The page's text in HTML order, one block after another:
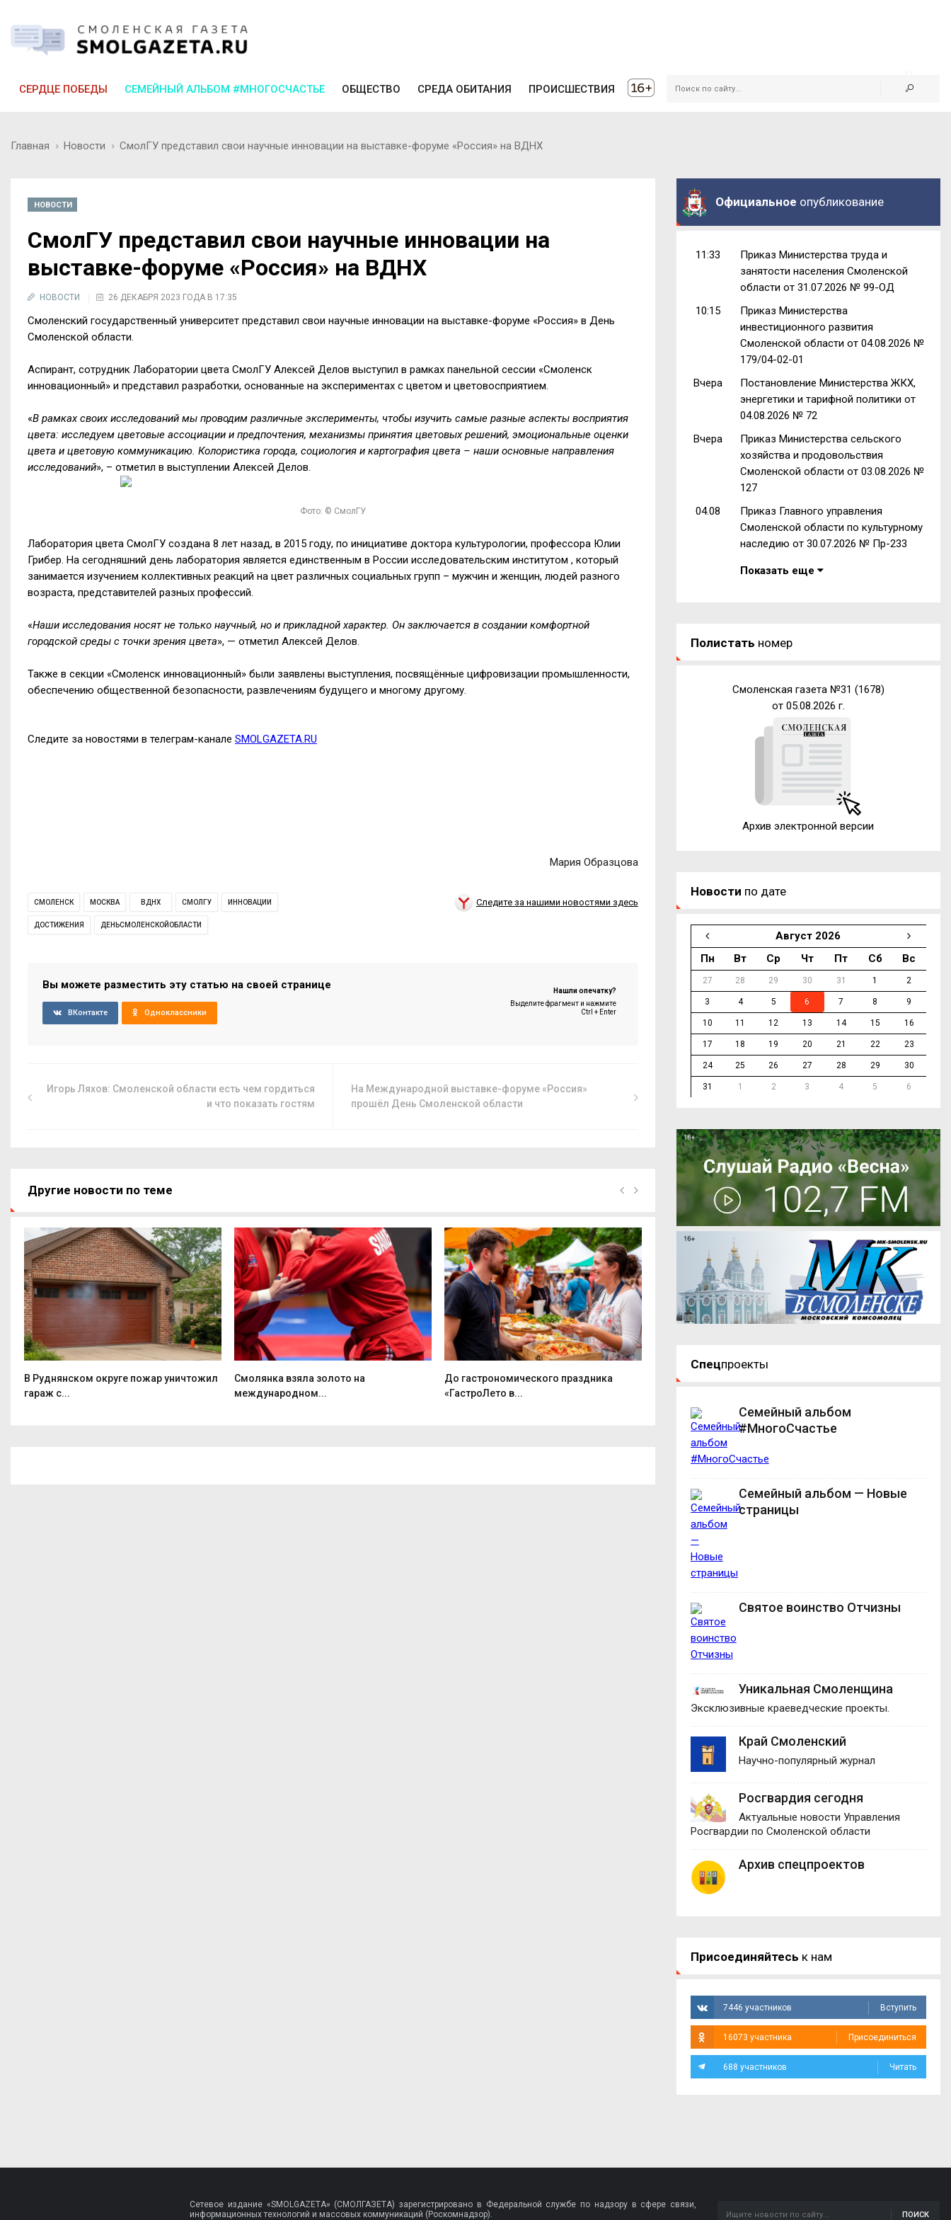
СЕРДЦЕ ПОБЕДЫ СЕМЕЙНЫЙ АЛЬБОМ #МНОГОСЧАСТЬЕ ОБЩЕСТВО СРЕДА ОБИТАНИЯ ПРОИСШЕСТВИЯ
Главная Новости СмолГУ представил свои научные инновации на выставке-форуме «Россия» на ВДНХ
НОВОСТИ
СмолГУ представил свои научные инновации на
выставке-форуме «Россия» на ВДНХ
НОВОСТИ 26 ДЕКАБРЯ 2023 ГОДА В 17:35
Смоленский государственный университет представил свои научные инновации на выставке-форуме «Россия» в День
Смоленской области.
Аспирант, сотрудник Лаборатории цвета СмолГУ Алексей Делов выступил в рамках панельной сессии «Смоленск
инновационный» и представил разработки, основанные на экспериментах с цветом и цветовосприятием.
«В рамках своих исследований мы проводим различные эксперименты, чтобы изучить самые разные аспекты восприятия
цвета: исследуем цветовые ассоциации и предпочтения, механизмы принятия цветовых решений, эмоциональные оценки
цвета и цветовую коммуникацию. Колористика города, социология и картография цвета – наши основные направления
исследований», – отметил в выступлении Алексей Делов.
Фото: © СмолГУ
Лаборатория цвета СмолГУ создана 8 лет назад, в 2015 году, по инициативе доктора культурологии, профессора Юлии
Грибер. На сегодняшний день лаборатория является единственным в России исследовательским институтом , который
занимается изучением коллективных реакций на цвет различных социальных групп – мужчин и женщин, людей разного
возраста, представителей разных профессий.
«Наши исследования носят не только научный, но и прикладной характер. Он заключается в создании комфортной
городской среды с точки зрения цвета», — отметил Алексей Делов.
Также в секции «Смоленск инновационный» были заявлены выступления, посвящённые цифровизации промышленности,
обеспечению общественной безопасности, развлечениям будущего и многому другому.
Следите за новостями в телеграм-канале SMOLGAZETA.RU
Мария Образцова
СМОЛЕНСК МОСКВА ВДНХ СМОЛГУ ИННОВАЦИИ
ДОСТИЖЕНИЯ ДЕНЬСМОЛЕНСКОЙОБЛАСТИ
Следите за нашими новостями здесь
Вы можете разместить эту статью на своей странице
ВКонтакте Одноклассники
Нашли опечатку?
Выделите фрагмент и нажмите
Ctrl + Enter
Игорь Ляхов: Смоленской области есть чем гордиться
и что показать гостям
На Международной выставке-форуме «Россия»
прошёл День Смоленской области
Другие новости по теме
В Руднянском округе пожар уничтожил
гараж с...
Смолянка взяла золото на
международном...
До гастрономического праздника
«ГастроЛето в...
«Единая Россия» получила первую
Официальное опубликование
11:33
Приказ Министерства труда и
занятости населения Смоленской
области от 31.07.2026 № 99-ОД
10:15
Приказ Министерства
инвестиционного развития
Смоленской области от 04.08.2026 №
179/04-02-01
Вчера
Постановление Министерства ЖКХ,
энергетики и тарифной политики от
04.08.2026 № 72
Вчера
Приказ Министерства сельского
хозяйства и продовольствия
Смоленской области от 03.08.2026 №
127
04.08
Приказ Главного управления
Смоленской области по культурному
наследию от 30.07.2026 № Пр-233
Показать еще
Полистать номер
Смоленская газета №31 (1678)
от 05.08.2026 г.
Архив электронной версии
Новости по дате
Август 2026
Пн
Вт Ср Чт Пт Сб Вс
27 28 29 30 31 1 2
3 4 5 6 7 8 9
10 11 12 13 14 15 16
17 18 19 20 21 22 23
24 25 26 27 28 29 30
31 1 2 3 4 5 6
Спецпроекты
Семейный альбом
#МногоСчастье
Семейный альбом — Новые
страницы
Святое воинство Отчизны
Уникальная Смоленщина
Эксклюзивные краеведческие проекты.
Край Смоленский
Научно-популярный журнал
Росгвардия сегодня
Актуальные новости Управления
Росгвардии по Смоленской области
Архив спецпроектов
Присоединяйтесь к нам
7446 участников Вступить
16073 участника Присоединиться
688 участников Читать
Сетевое издание «SMOLGAZETA» (СМОЛГАЗЕТА) зарегистрировано в Федеральной службе по надзору в сфере связи,
информационных технологий и массовых коммуникаций (Роскомнадзор).
ПОИСК